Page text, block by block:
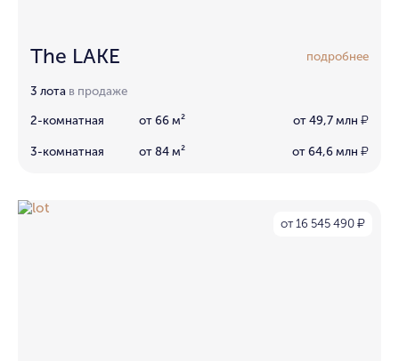
The LAKE подробнее
3 лота в продаже
2-комнатная от 66 м² от 49,7 млн ₽
3-комнатная от 84 м² от 64,6 млн ₽
от 16 545 490 ₽